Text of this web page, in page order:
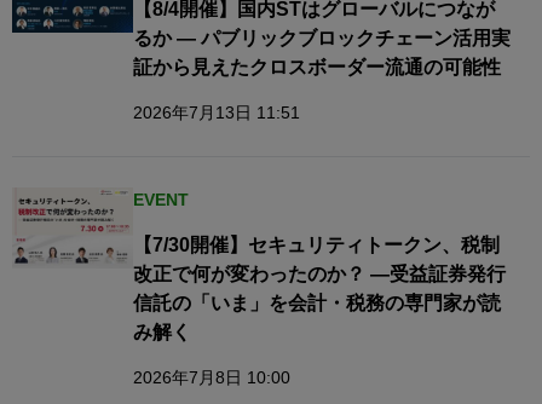
【8/4開催】国内STはグローバルにつなが
るか — パブリックブロックチェーン活用実
証から見えたクロスボーダー流通の可能性
2026年7月13日 11:51
EVENT
【7/30開催】セキュリティトークン、税制
改正で何が変わったのか？ ―受益証券発行
信託の「いま」を会計・税務の専門家が読
み解く
2026年7月8日 10:00